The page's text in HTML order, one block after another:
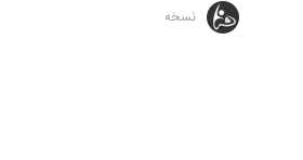
نسخه